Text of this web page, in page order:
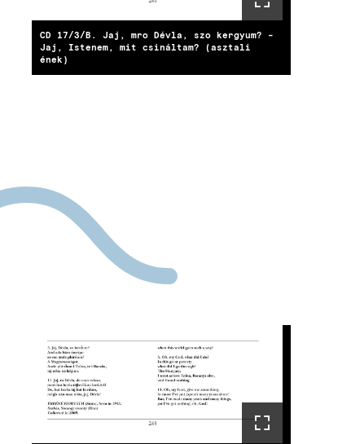
CD 17/3/B. Jaj, mro Dévla, szo kergyum? -
Jaj, Istenem, mit csináltam? (asztali
ének)